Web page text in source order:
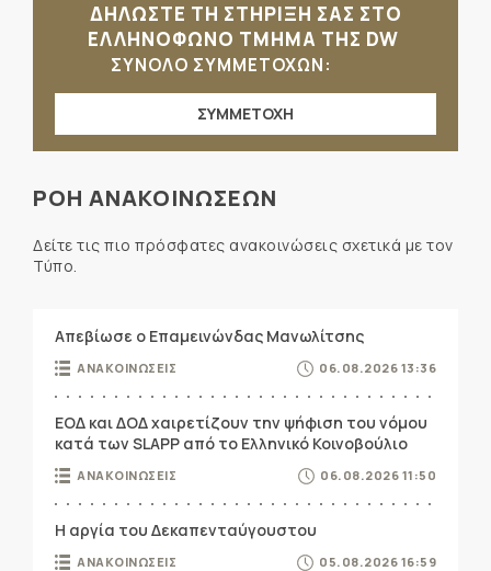
ΔΗΛΩΣΤΕ ΤΗ ΣΤΗΡΙΞΗ ΣΑΣ ΣΤΟ
ΕΛΛΗΝΟΦΩΝΟ ΤΜΗΜΑ ΤΗΣ DW
ΣΥΝΟΛΟ ΣΥΜΜΕΤΟΧΩΝ:
ΣΥΜΜΕΤΟΧΗ
ΡΟΗ ΑΝΑΚΟΙΝΩΣΕΩΝ
Δείτε τις πιο πρόσφατες ανακοινώσεις σχετικά με τον
Τύπο.
Απεβίωσε ο Επαμεινώνδας Μανωλίτσης
ΑΝΑΚΟΙΝΩΣΕΙΣ 06.08.2026 13:36
ΕΟΔ και ΔΟΔ χαιρετίζουν την ψήφιση του νόμου
κατά των SLAPP από το Ελληνικό Κοινοβούλιο
ΑΝΑΚΟΙΝΩΣΕΙΣ 06.08.2026 11:50
Η αργία του Δεκαπενταύγουστου
ΑΝΑΚΟΙΝΩΣΕΙΣ 05.08.2026 16:59